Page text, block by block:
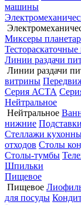
машины
Миксеры
Линии раздачи
Линии раздачи
витрины
Серия АСТА
Нейтральное
Нейтральное
нижние Подставки
Стеллажи
отходов Столы
Столы-тумбы
Шпильки
Пищевое
Пищевое
для посуды